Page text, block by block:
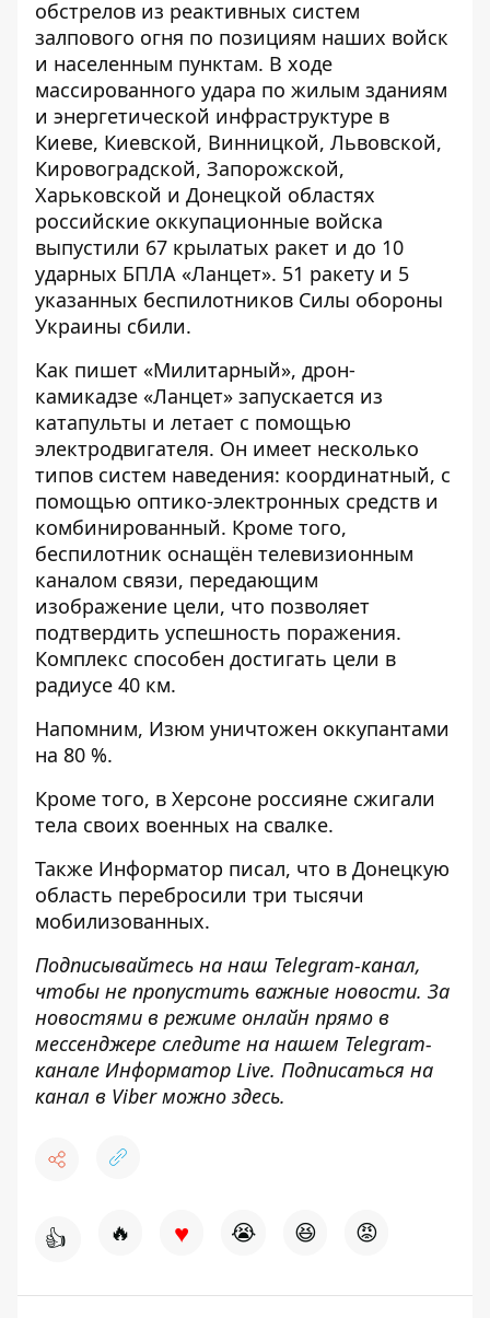
обстрелов из реактивных систем
залпового огня по позициям наших войск
и населенным пунктам. В ходе
массированного удара по жилым зданиям
и энергетической инфраструктуре в
Киеве, Киевской, Винницкой, Львовской,
Кировоградской, Запорожской,
Харьковской и Донецкой областях
российские оккупационные войска
выпустили 67 крылатых ракет и до 10
ударных БПЛА «Ланцет». 51 ракету и 5
указанных беспилотников Силы обороны
Украины сбили.
Как пишет «Милитарный», дрон-
камикадзе «Ланцет» запускается из
катапульты и летает с помощью
электродвигателя. Он имеет несколько
типов систем наведения: координатный, с
помощью оптико-электронных средств и
комбинированный. Кроме того,
беспилотник оснащён телевизионным
каналом связи, передающим
изображение цели, что позволяет
подтвердить успешность поражения.
Комплекс способен достигать цели в
радиусе 40 км.
Напомним, Изюм уничтожен оккупантами
на 80 %.
Кроме того, в Херсоне россияне сжигали
тела своих военных на свалке.
Также Информатор писал, что в Донецкую
область перебросили три тысячи
мобилизованных.
Подписывайтесь на наш Telegram-канал,
чтобы не пропустить важные новости. За
новостями в режиме онлайн прямо в
мессенджере следите на нашем Telegram-
канале Информатор Live. Подписаться на
канал в Viber можно здесь.
👍 🔥 ♥ 😭 😆 😡